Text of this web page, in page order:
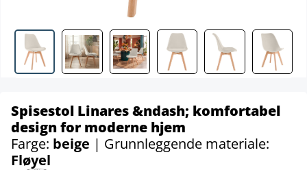
Spisestol Linares &ndash; komfortabel
design for moderne hjem
Farge: beige | Grunnleggende materiale:
Fløyel